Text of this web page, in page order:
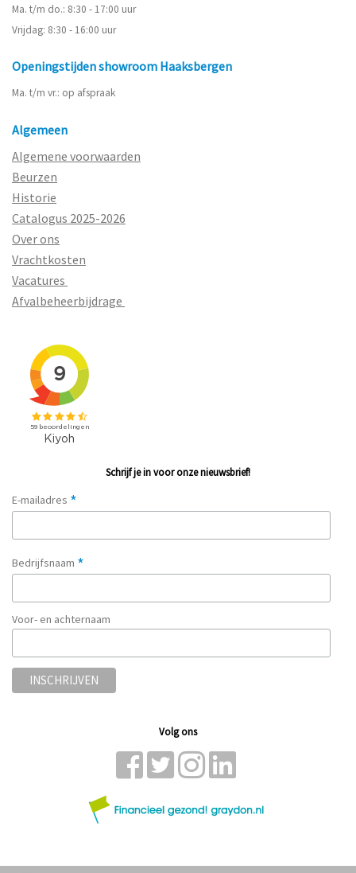
Ma. t/m do.: 8:30 - 17:00 uur
Vrijdag: 8:30 - 16:00 uur
Openingstijden showroom Haaksbergen
Ma. t/m vr.: op afspraak
Algemeen
Algemene voorwaarden
Beurzen
Historie
Catalogus 2025-2026
Over ons
Vrachtkosten
Vacatures
Afvalbeheerbijdrage
Schrijf je in voor onze nieuwsbrief!
E-mailadres *
Bedrijfsnaam *
Voor- en achternaam
Volg ons